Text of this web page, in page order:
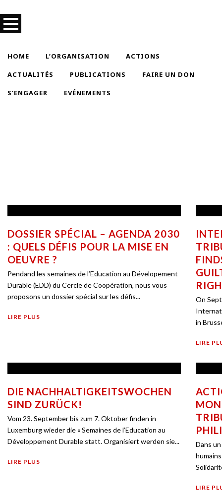
HOME L’ORGANISATION ACTIONS
ACTUALITÉS PUBLICATIONS FAIRE UN DON
S’ENGAGER EVÉNEMENTS
DOSSIER SPÉCIAL – AGENDA 2030
: QUELS DÉFIS POUR LA MISE EN
OEUVRE ?
Pendand les semaines de l’Education au Dévelopement
Durable (EDD) du Cercle de Coopération, nous vous
proposons un dossier spécial sur les défis...
LIRE PLUS
On
in
LIRE
DIE NACHHALTIGKEITSWOCHEN
SIND ZURÜCK!
Vom 23. September bis zum 7. Oktober finden in
Luxemburg wieder die « Semaines de l’Education au
Développement Durable statt. Organisiert werden sie...
LIRE PLUS
Dans
LIRE